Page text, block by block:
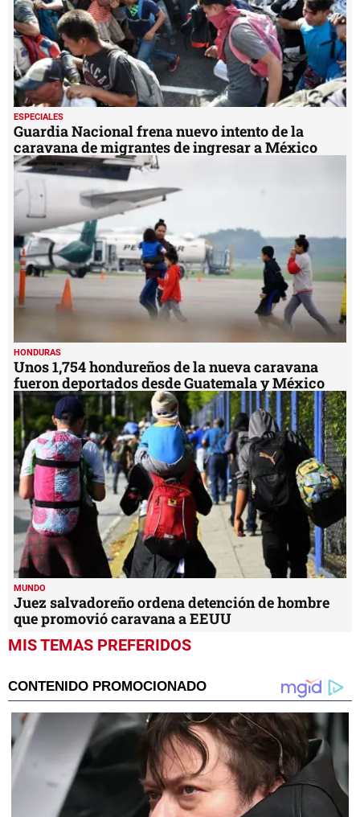
ESPECIALES
Guardia Nacional frena nuevo intento de la
caravana de migrantes de ingresar a México
HONDURAS
Unos 1,754 hondureños de la nueva caravana
fueron deportados desde Guatemala y México
MUNDO
Juez salvadoreño ordena detención de hombre
que promovió caravana a EEUU
MIS TEMAS PREFERIDOS